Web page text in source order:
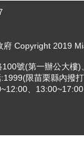
府 Copyright 2019
號(第一辦公大樓
限苗栗縣內撥
、